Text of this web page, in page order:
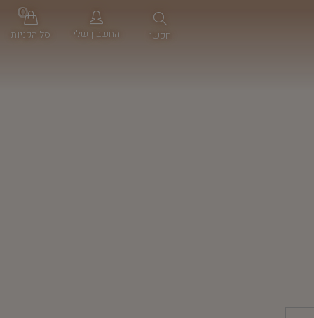
חפשי החשבון שלי סל הקניות
0